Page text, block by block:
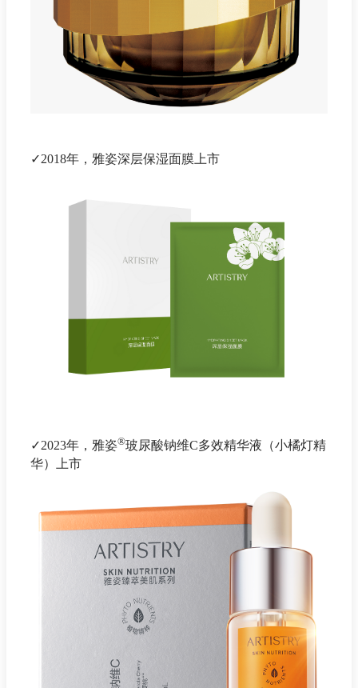
✓2018年，雅姿深层保湿面膜上市
✓2023年，雅姿®玻尿酸钠维C多效精华液（小橘灯精
华）上市